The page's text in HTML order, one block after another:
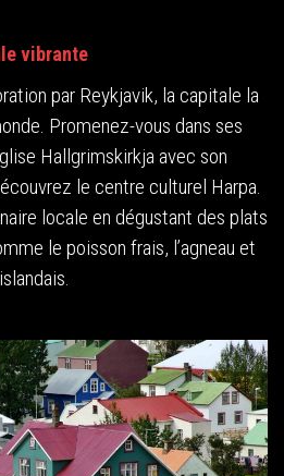
vibrante
par Reykjavik, la capitale la
Promenez-vous dans ses
Hallgrimskirkja avec son
le centre culturel Harpa.
locale en dégustant des plats
le poisson frais, l’agneau et